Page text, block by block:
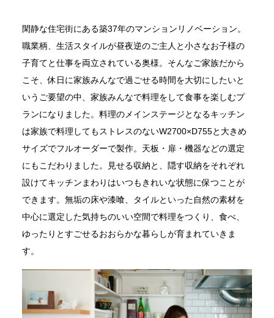
閑静な住宅街にある築37年のマンションリノベーション。
職業柄、生活スタイルが昼夜逆のご主人と小さなお子様の
子育てと仕事を両立されている奥様。そんなご家族だから
こそ、休日に家族みんなで過ごせる時間を大切にしたいと
いうご要望の中、家族みんなで料理をして食事を楽しむプ
ランになりました。料理のメインステージとなるキッチン
は家族で料理してもストレスのないW2700×D755と大きめ
サイズでフルオーダーで製作。天板・扉・機器などの選定
にもこだわりました。見せる収納と、隠す収納をそれぞれ
設けてキッチンまわりはいつもきれいな状態に保つことが
できます。無垢の床や漆喰、タイルといった自然の素材を
中心に選定した気持ちのいい空間で料理をつくり、食べ、
ゆったりとすごせるおおらかな暮らしが育まれていきま
す。